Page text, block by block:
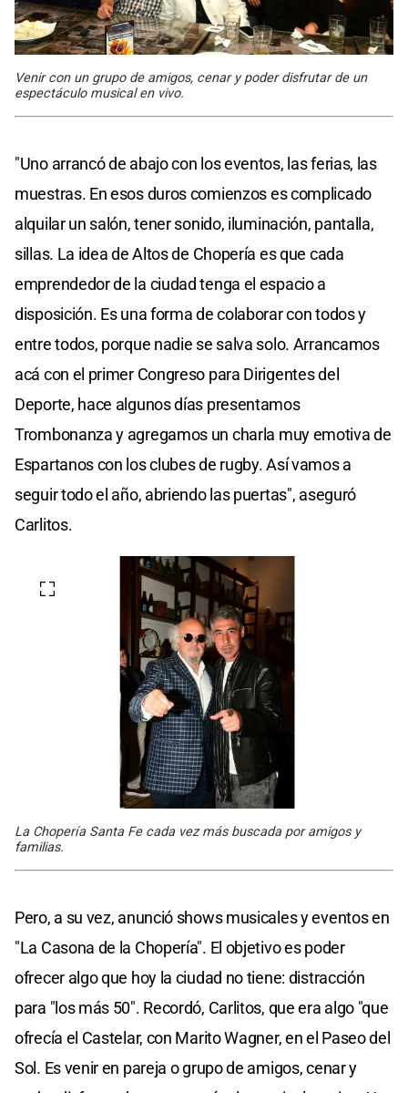
Venir con un grupo de amigos, cenar y poder disfrutar de un
espectáculo musical en vivo.
"Uno arrancó de abajo con los eventos, las ferias, las
muestras. En esos duros comienzos es complicado
alquilar un salón, tener sonido, iluminación, pantalla,
sillas. La idea de Altos de Chopería es que cada
emprendedor de la ciudad tenga el espacio a
disposición. Es una forma de colaborar con todos y
entre todos, porque nadie se salva solo. Arrancamos
acá con el primer Congreso para Dirigentes del
Deporte, hace algunos días presentamos
Trombonanza y agregamos un charla muy emotiva de
Espartanos con los clubes de rugby. Así vamos a
seguir todo el año, abriendo las puertas", aseguró
Carlitos.
La Chopería Santa Fe cada vez más buscada por amigos y
familias.
Pero, a su vez, anunció shows musicales y eventos en
"La Casona de la Chopería". El objetivo es poder
ofrecer algo que hoy la ciudad no tiene: distracción
para "los más 50". Recordó, Carlitos, que era algo "que
ofrecía el Castelar, con Marito Wagner, en el Paseo del
Sol. Es venir en pareja o grupo de amigos, cenar y